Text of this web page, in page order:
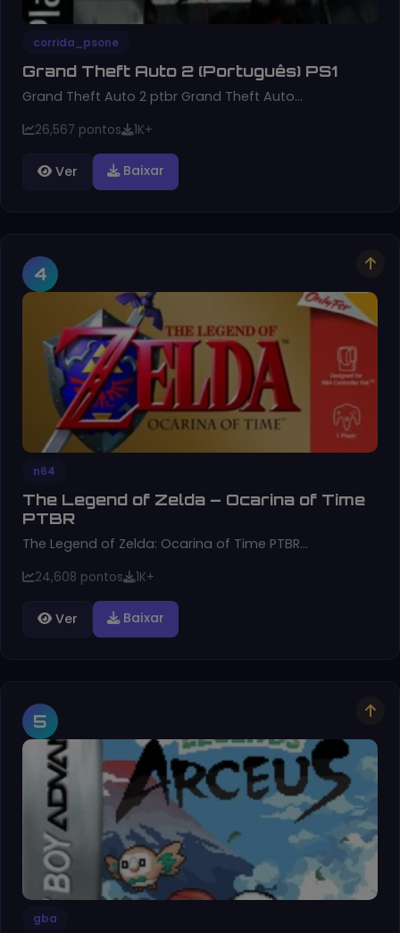
corrida_psone
Grand Theft Auto 2 (Português) PS1
Grand Theft Auto 2 ptbr Grand Theft Auto…
26,567 pontos 1K+
Ver Baixar
4
n64
The Legend of Zelda – Ocarina of Time
PTBR
The Legend of Zelda: Ocarina of Time PTBR…
24,608 pontos 1K+
Ver Baixar
5
gba